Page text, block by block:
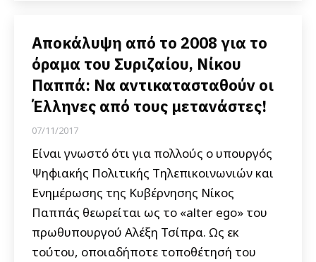
Αποκάλυψη από το 2008 για το
όραμα του Συριζαίου, Νίκου
Παππά: Να αντικατασταθούν οι
Έλληνες από τους μετανάστες!
07/11/2017
Είναι γνωστό ότι για πολλούς ο υπουργός
Ψηφιακής Πολιτικής Τηλεπικοινωνιών και
Ενημέρωσης της Κυβέρνησης Νίκος
Παππάς θεωρείται ως το «alter ego» του
πρωθυπουργού Αλέξη Τσίπρα. Ως εκ
τούτου, οποιαδήποτε τοποθέτησή του